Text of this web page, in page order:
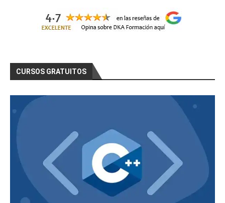
CURSOS GRATUITOS